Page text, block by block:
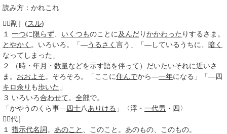
読み方：かれこれ
［副］ (スル)
１
一つに 限らず いくつものことに及んだりかかわった りするさま。
とやかく 。いろいろ。「―うるさく 言う」「―しているうちに、 暗く
なってしまった」
２
（時・ 年月 ・ 数量などを示す語を伴って）だいたいそれに近いさ
ま。 おおよそ。そろそろ。「ここに住んでから―一年になる」「―四
キロ余り も歩いた 」
３ いろいろ合わせて。 全部で。
「かやうのくら事―四十八ありける 」〈浮・ 一代男 ・四〉
［代］
１
指示代名詞。 あのこと
、このこと。あのもの、このもの。